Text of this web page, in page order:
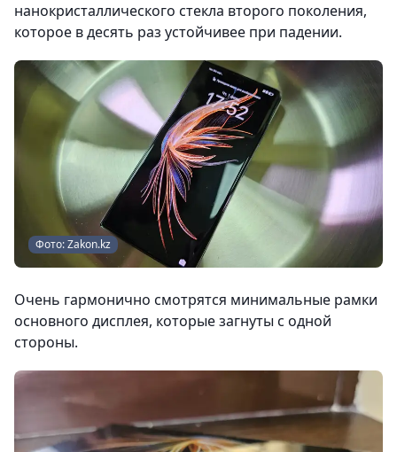
нанокристаллического стекла второго поколения,
которое в десять раз устойчивее при падении.
Фото: Zakon.kz
Очень гармонично смотрятся минимальные рамки
основного дисплея, которые загнуты с одной
стороны.